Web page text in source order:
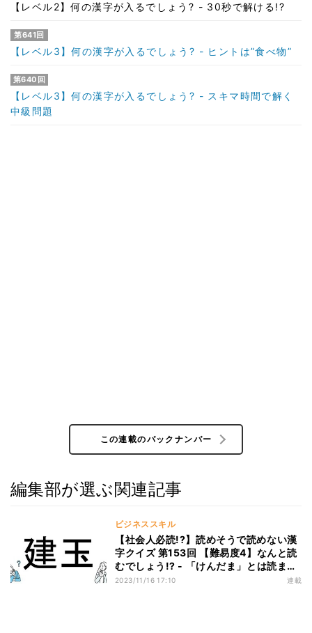
【レベル2】何の漢字が入るでしょう? - 30秒で解ける!?
第641回
【レベル3】何の漢字が入るでしょう? - ヒントは”食べ物”
第640回
【レベル3】何の漢字が入るでしょう? - スキマ時間で解く
中級問題
この連載のバックナンバー
編集部が選ぶ関連記事
ビジネススキル
【社会人必読!?】読めそうで読めない漢
字クイズ 第153回 【難易度4】なんと読
むでしょう!? - 「けんだま」とは読まな
い!?
2023/11/16 17:10 連載